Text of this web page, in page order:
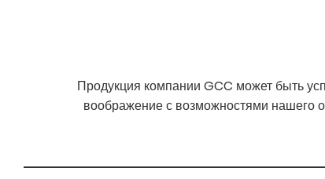
Продукция компании GCC может быть
воображение с возможностями нашего